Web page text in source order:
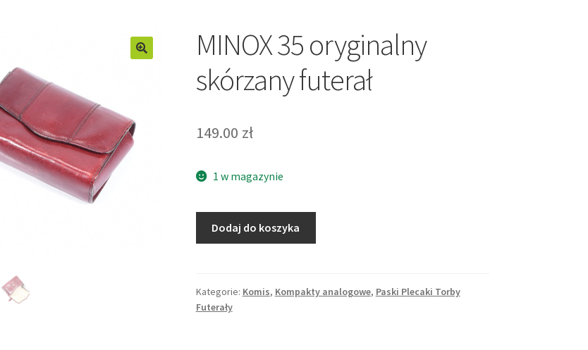
MINOX 35 oryginalny
skórzany futerał
149.00 zł
1 w magazynie
skórzany
futerał
Dodaj do koszyka
Kategorie: Komis, Kompakty analogowe, Paski Plecaki Torby
Futerały